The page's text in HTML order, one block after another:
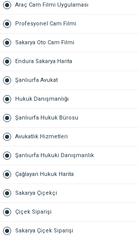
Araç Cam Filmi Uygulaması
Profesyonel Cam Filmi
Sakarya Oto Cam Filmi
Endura Sakarya Harita
Şanlıurfa Avukat
Hukuk Danışmanlığı
Şanlıurfa Hukuk Bürosu
Avukatlık Hizmetleri
Şanlıurfa Hukuki Danışmanlık
Çağlayan Hukuk Harita
Sakarya Çiçekçi
Çiçek Siparişi
Sakarya Çiçek Siparişi